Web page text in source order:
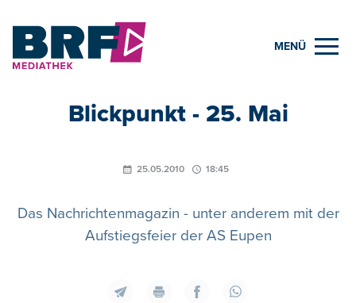
MENÜ
Blickpunkt - 25. Mai
25.05.2010 18:45
Das Nachrichtenmagazin - unter anderem mit der
Aufstiegsfeier der AS Eupen